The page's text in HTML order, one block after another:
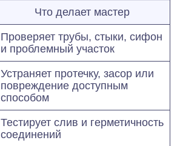
Что делает мастер
Проверяет трубы, стыки, сифон
и проблемный участок
Устраняет протечку, засор или
повреждение доступным
способом
Тестирует слив и герметичность
соединений